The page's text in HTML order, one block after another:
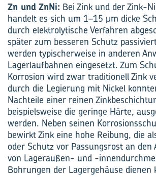
Zn und ZnNi: Bei Zink und der Zink-
handelt es sich um 1–15 μm dicke
durch elektrolytische Verfahren
später zum besseren Schutz
werden typischerweise in anderen
Lagerlaufbahnen eingesetzt. Zum
Korrosion wird zwar traditionell Zink
durch die Legierung mit Nickel
Nachteile einer reinen
beispielsweise die geringe Härte,
werden. Neben seinen
bewirkt Zink eine hohe Reibung, die
oder Schutz vor Passungsrost an den
von Lageraußen- und -
Bohrungen der Lagergehäuse dienen